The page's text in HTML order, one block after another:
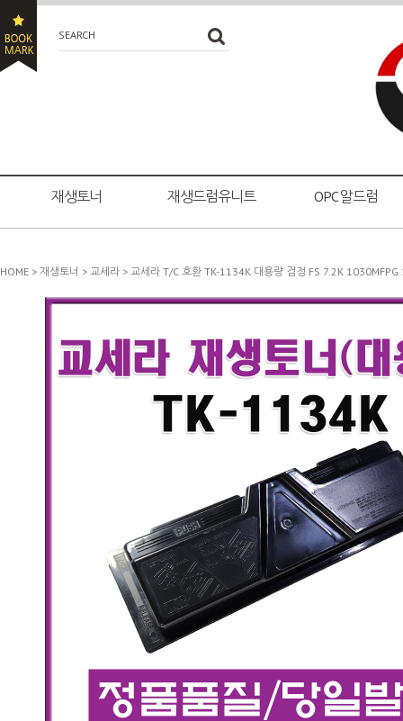
SEARCH
재생토너 재생드럼유니트 OPC 알드럼
HOME > 재생토너 > 교세라 > 교세라 T/C 호환 TK-1134K 대용량 검정 FS 7.2K